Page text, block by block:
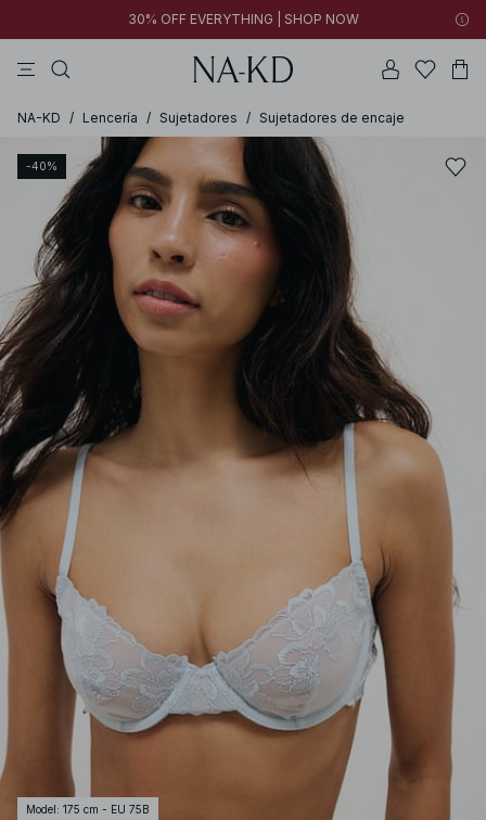
30% OFF EVERYTHING | SHOP NOW
NA-KD / Lencería / Sujetadores / Sujetadores de encaje
-40%
Model : 175 cm - EU 75B